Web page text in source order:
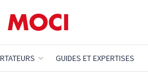
GUIDES ET EXPERTISES